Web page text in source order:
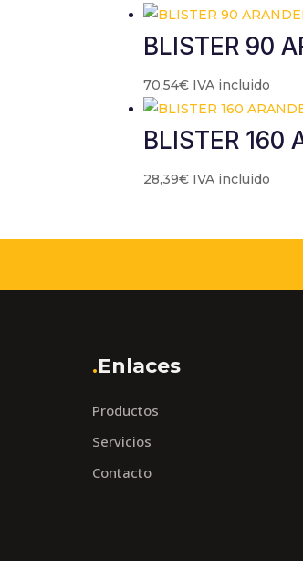
BLISTER 90
70,54€ IVA incluido
BLISTER 160
28,39€ IVA incluido
.Enlaces
Productos
Servicios
Contacto